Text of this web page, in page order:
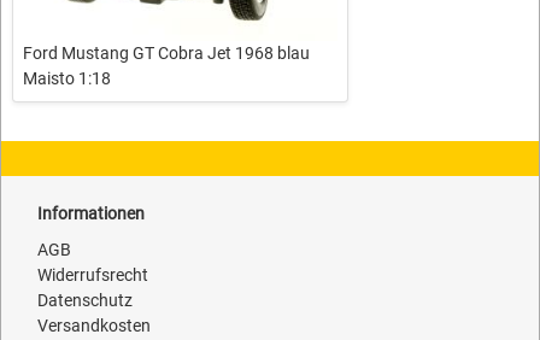
Ford Mustang GT Cobra Jet 1968 blau
Maisto 1:18
Informationen
AGB
Widerrufsrecht
Datenschutz
Versandkosten